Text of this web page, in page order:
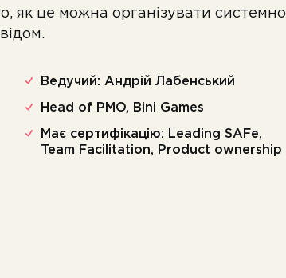
як це можна організувати системно
Ведучий: Андрій Лабенський
Head of PMO, Bini Games
Має сертифікацію: Leading SAFe,
Team Facilitation, Product ownership